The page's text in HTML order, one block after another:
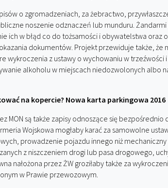
o zgromadzeniach, za żebractwo,
noszenie odznaczeń lub munduru.
ich w błąd co do tożsamości i obywatelstwa oraz
dokumentów. Projekt przewiduje także, że
wykroczenia z ustawy o wychowaniu w trzeźwości i
alkoholu w miejscach niedozwolonych albo
na kopercie? Nowa karta parkingowa 2016
MON są także zapisy odnoszące się bezpośrednio
Wojskowa mogłaby karać za samowolne
prowadzenie pojazdu innego niż mechaniczny
z niszczeniem drogi lub pasa drogowego,
nałożona przez ŻW groziłaby także za
w Prawie przewozowym.